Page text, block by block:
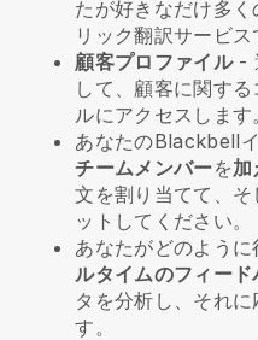
たが好きなだけ多
リック翻訳サービス
顧客プロファイル-
して、顧客に関す
ルにアクセスします
あなたのBlackbell
チームメンバーを加
文を割り当てて、
ットしてください。
あなたがどのよう
ルタイムのフィー
タを分析し、それ
す。